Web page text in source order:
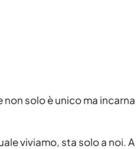
solo è unico ma incarna
viviamo, sta solo a noi. A